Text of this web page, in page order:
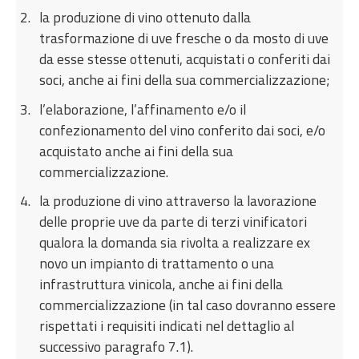
la produzione di vino ottenuto dalla
trasformazione di uve fresche o da mosto di uve
da esse stesse ottenuti, acquistati o conferiti dai
soci, anche ai fini della sua commercializzazione;
l’elaborazione, l’affinamento e/o il
confezionamento del vino conferito dai soci, e/o
acquistato anche ai fini della sua
commercializzazione.
la produzione di vino attraverso la lavorazione
delle proprie uve da parte di terzi vinificatori
qualora la domanda sia rivolta a realizzare ex
novo un impianto di trattamento o una
infrastruttura vinicola, anche ai fini della
commercializzazione (in tal caso dovranno essere
rispettati i requisiti indicati nel dettaglio al
successivo paragrafo 7.1).